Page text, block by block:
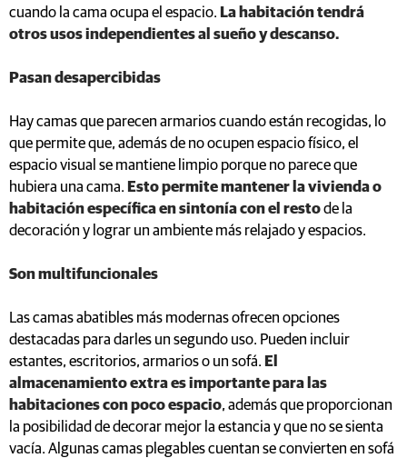
cuando la cama ocupa el espacio. La habitación tendrá
otros usos independientes al sueño y descanso.
Pasan desapercibidas
Hay camas que parecen armarios cuando están recogidas, lo
que permite que, además de no ocupen espacio físico, el
espacio visual se mantiene limpio porque no parece que
hubiera una cama. Esto permite mantener la vivienda o
habitación específica en sintonía con el restode la
decoración y lograr un ambiente más relajado y espacios.
Son multifuncionales
Las camas abatibles más modernas ofrecen opciones
destacadas para darles un segundo uso. Pueden incluir
estantes, escritorios, armarios o un sofá. El
almacenamiento extra es importante para las
habitaciones con poco espacio, además que proporcionan
la posibilidad de decorar mejor la estancia y que no se sienta
vacía. Algunas camas plegables cuentan se convierten en sofá